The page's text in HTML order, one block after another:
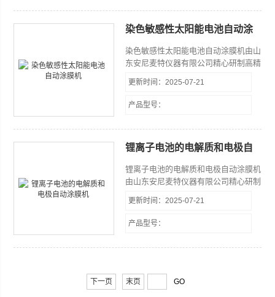
染色敏感性太阳能电池自动涂
染色敏感性太阳能电池自动涂膜机由山
东安尼麦特仪器有限公司精心研制高精
盖板玻璃的各种涂胶作业而开发设计的
专用装置，同时也可以用于其他类似材
调节，以及狭缝头与底板间隙三个因数
度调节与反馈系统，大大提高了涂布精
度与均匀性。
更新时间：2025-07-21
产品型号：
锂离子电池的电解质和电极自
锂离子电池的电解质和电极自动涂膜机
由山东安尼麦特仪器有限公司精心研制
用于盖板玻璃的各种涂胶作业而开发设
计的专用装置，同时也可以用于其他类
因数控制湿膜厚度，同时软件系统增加
了高度调节与反馈系统，大大提高了涂
更新时间：2025-07-21
产品型号：
下一页 末页